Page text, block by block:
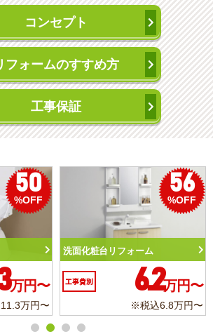
コンセプト
フォームのすすめ方
工事保証
50
%OFF
万円〜
万円〜
56
%OFF
洗面化粧台リフォーム
工事費別 6.2万円〜
※税込6.8万円〜